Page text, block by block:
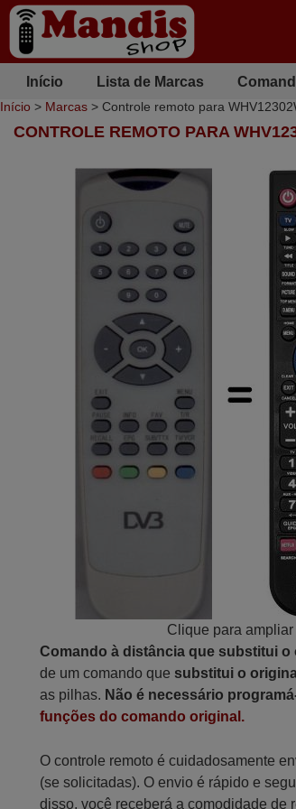
Início Lista de Marcas
Início > Marcas > Controle remoto para
CONTROLE REMOTO PARA
Clique para ampliar
Comando à distância que substitui
de um comando que substitui o
as pilhas. Não é necessário
funções do comando original.
O controle remoto é cuidadosamente
(se solicitadas). O envio é rápido e
disso, você receberá a comodidade de